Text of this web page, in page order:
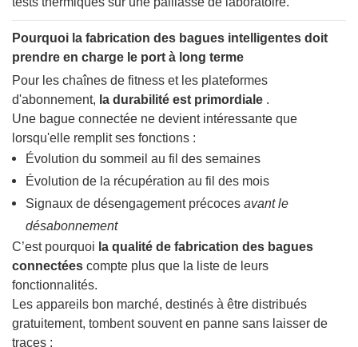
Pourquoi la fabrication des bagues intelligentes doit
prendre en charge le port à long terme
Pour les chaînes de fitness et les plateformes
d'abonnement, la durabilité est primordiale .
Une bague connectée ne devient intéressante que
lorsqu'elle remplit ses fonctions :
Évolution du sommeil au fil des semaines
Évolution de la récupération au fil des mois
Signaux de désengagement précoces avant le
désabonnement
C’est pourquoi la qualité de fabrication des bagues
connectées compte plus que la liste de leurs
fonctionnalités.
Les appareils bon marché, destinés à être distribués
gratuitement, tombent souvent en panne sans laisser de
traces :